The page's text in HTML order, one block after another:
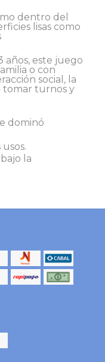
dentro del
lisas como
años, este juego
o con
social, la
tomar turnos y
dominó
la